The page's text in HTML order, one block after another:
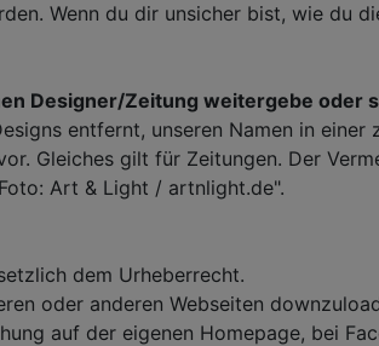
Wenn du dir unsicher bist, wie du
Designer/Zeitung weitergebe oder
entfernt, unseren Namen in
Gleiches gilt für Zeitungen. Der
Art & Light / artnlight.de".
dem Urheberrecht.
oder anderen Webseiten
auf der eigenen Homepage, bei